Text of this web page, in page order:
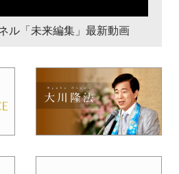
ル「未来編集」最新動画